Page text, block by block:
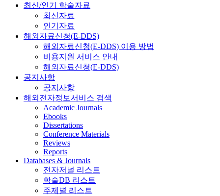
최신/인기 학술자료
최신자료
인기자료
해외자료신청(E-DDS)
해외자료신청(E-DDS) 이용 방법
비용지원 서비스 안내
해외자료신청(E-DDS)
공지사항
공지사항
해외전자정보서비스 검색
Academic Journals
Ebooks
Dissertations
Conference Materials
Reviews
Reports
Databases & Journals
전자저널 리스트
학술DB 리스트
주제별 리스트